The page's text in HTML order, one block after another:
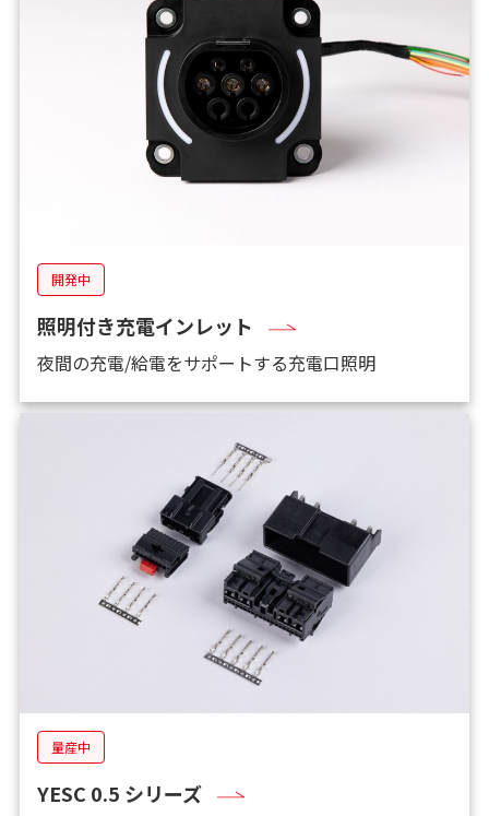
開発中
照明付き充電インレット
夜間の充電/給電をサポートする充電口照明
量産中
YESC 0.5 シリーズ